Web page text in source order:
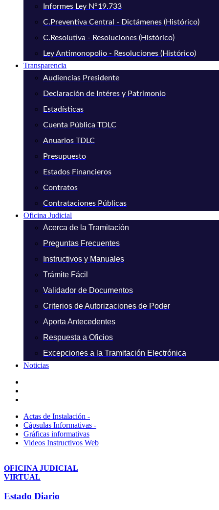
Informes Ley N°19.733
C.Preventiva Central - Dictámenes (Histórico)
C.Resolutiva - Resoluciones (Histórico)
Ley Antimonopolio - Resoluciones (Histórico)
Transparencia
Audiencias Presidente
Declaración de Intéres y Patrimonio
Estadísticas
Cuenta Pública TDLC
Anuarios TDLC
Presupuesto
Estados Financieros
Contratos
Contrataciones Públicas
Oficina Judicial
Acerca de la Tramitación
Preguntas Frecuentes
Instructivos y Manuales
Trámite Fácil
Validador de Documentos
Criterios de Autorizaciones de Poder
Aporta Antecedentes
Respuesta a Oficios
Excepciones a la Tramitación Electrónica
Noticias
Actas de Instalación -
Cápsulas Informativas -
Gráficas informativas
Videos Instructivos Web
OFICINA JUDICIAL
VIRTUAL
Estado Diario